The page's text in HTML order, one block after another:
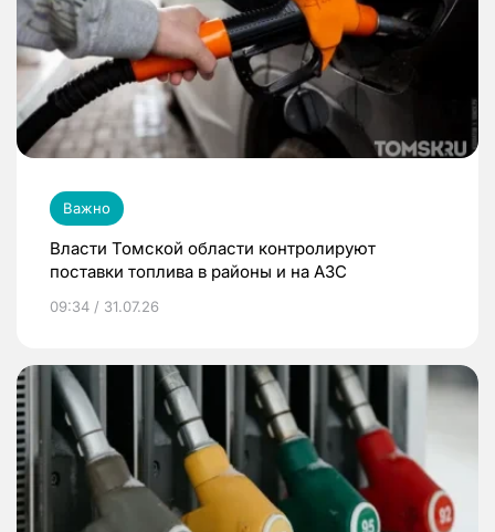
Важно
Власти Томской области контролируют
поставки топлива в районы и на АЗС
09:34 / 31.07.26